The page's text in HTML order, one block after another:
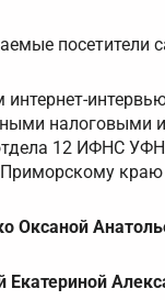
посетители
налоговыми
12 ИФНС
Приморскому краю
Оксаной
Екатериной